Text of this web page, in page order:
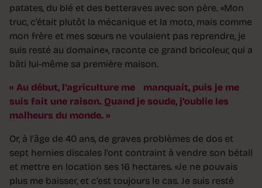
patates, du blé et des betteraves avec son père. «Mon
truc, c’était plutôt la mécanique et la moto, mais comme
mon frère et mes sœurs ne voulaient pas reprendre, je
suis resté au domaine», raconte ce grand bricoleur, qui a
bâti lui-même sa première maison.
Au début, l’agriculture me manquait, puis je me
suis fait une raison. Quand je soude, j’oublie les
malheurs du monde.
Or, à l’âge de 40 ans, de graves problèmes de dos et
sept hernies discales l’ont contraint à vendre son bétail
et mettre en location ses 16 hectares. «Je ne pouvais
plus me baisser, et c’est toujours le cas. Je suis resté